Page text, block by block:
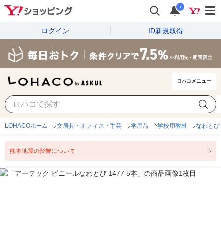
i
ログイン ID新規取得
ロハコメニュー
LOHACOホーム 文房具・オフィス・手芸 学用品 学校用教材 なわとび
熊本地震の影響について